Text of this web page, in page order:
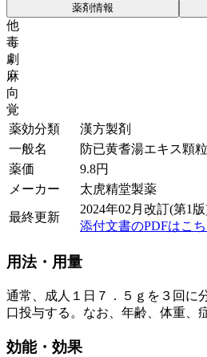
薬剤情報
他
毒
劇
麻
向
覚
薬効分類
漢方製剤
一般名
防已黄耆湯エキス顆粒
薬価
9.8円
メーカー
太虎精堂製薬
最終更新
2024年02月改訂(第1
添付文書のPDFはこ
用法・用量
通常、成人１日７．５ｇを３回に
口投与する。なお、年齢、体重、
効能・効果